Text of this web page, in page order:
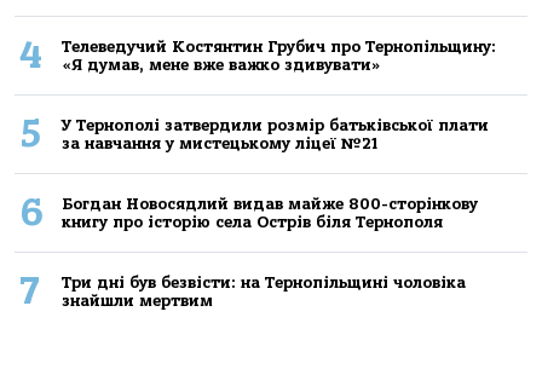
4
Телеведучий Костянтин Грубич про Тернопільщину:
«Я думав, мене вже важко здивувати»
5
У Тернополі затвердили розмір батьківської плати
за навчання у мистецькому ліцеї №21
6
Богдан Новосядлий видав майже 800-сторінкову
книгу про історію села Острів біля Тернополя
7
Три дні був безвісти: на Тернопільщині чоловіка
знайшли мертвим